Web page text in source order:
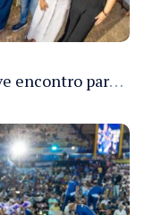
Instituto Eula Artiagas promove encontro para discutir melhorias para o bairro Petrópolis